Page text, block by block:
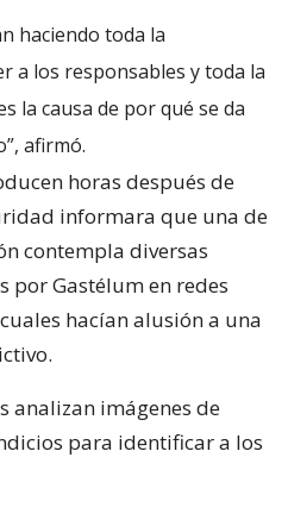
haciendo toda la
a los responsables y toda la
la causa de por qué se da
afirmó.
horas después de
informara que una de
contempla diversas
por Gastélum en redes
hacían alusión a una
analizan imágenes de
para identificar a los